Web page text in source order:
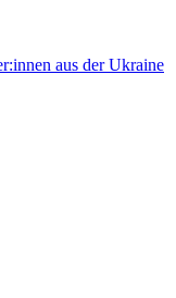
aus der Ukraine